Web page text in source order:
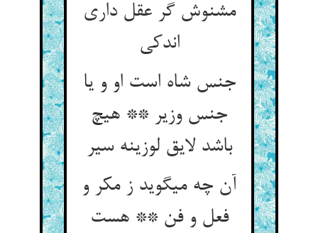
مشنوش گر عقل داری
اندکی‏
جنس شاه است او و یا
جنس وزیر ** هیچ
باشد لایق لوزینه سیر
آن چه می‏گوید ز مکر و
فعل و فن ** هست